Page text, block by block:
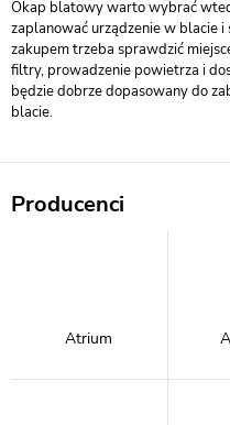
Okap blatowy warto wybrać
zaplanować urządzenie w blacie i
zakupem trzeba sprawdzić
filtry, prowadzenie powietrza i
będzie dobrze dopasowany do
blacie.
Producenci
Atrium